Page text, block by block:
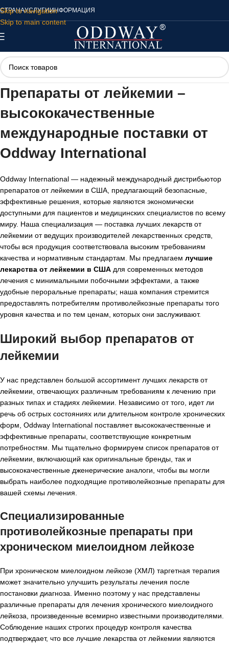
Skip to navigation
Skip to main content
СТРАНАУСЛУГИИНФОРМАЦИЯ
Препараты от лейкемии –
высококачественные
международные поставки от
Oddway International
Oddway International — надежный международный дистрибьютор
препаратов от лейкемии в США, предлагающий безопасные,
эффективные решения, которые являются экономически
доступными для пациентов и медицинских специалистов по всему
миру. Наша специализация — поставка лучших лекарств от
лейкемии от ведущих производителей лекарственных средств,
чтобы вся продукция соответствовала высоким требованиям
качества и нормативным стандартам. Мы предлагаем лучшие
лекарства от лейкемии в США для современных методов
лечения с минимальными побочными эффектами, а также
удобные пероральные препараты; наша компания стремится
предоставлять потребителям противолейкозные препараты того
уровня качества и по тем ценам, которых они заслуживают.
Широкий выбор препаратов от
лейкемии
У нас представлен большой ассортимент лучших лекарств от
лейкемии, отвечающих различным требованиям к лечению при
разных типах и стадиях лейкемии. Независимо от того, идет ли
речь об острых состояниях или длительном контроле хронических
форм, Oddway International поставляет высококачественные и
эффективные препараты, соответствующие конкретным
потребностям. Мы тщательно формируем список препаратов от
лейкемии, включающий как оригинальные бренды, так и
высококачественные дженерические аналоги, чтобы вы могли
выбрать наиболее подходящие противолейкозные препараты для
вашей схемы лечения.
Специализированные
противолейкозные препараты при
хроническом миелоидном лейкозе
При хроническом миелоидном лейкозе (ХМЛ) таргетная терапия
может значительно улучшить результаты лечения после
постановки диагноза. Именно поэтому у нас представлены
различные препараты для лечения хронического миелоидного
лейкоза, произведенные всемирно известными производителями.
Соблюдение наших строгих процедур контроля качества
подтверждает, что все лучшие лекарства от лейкемии являются